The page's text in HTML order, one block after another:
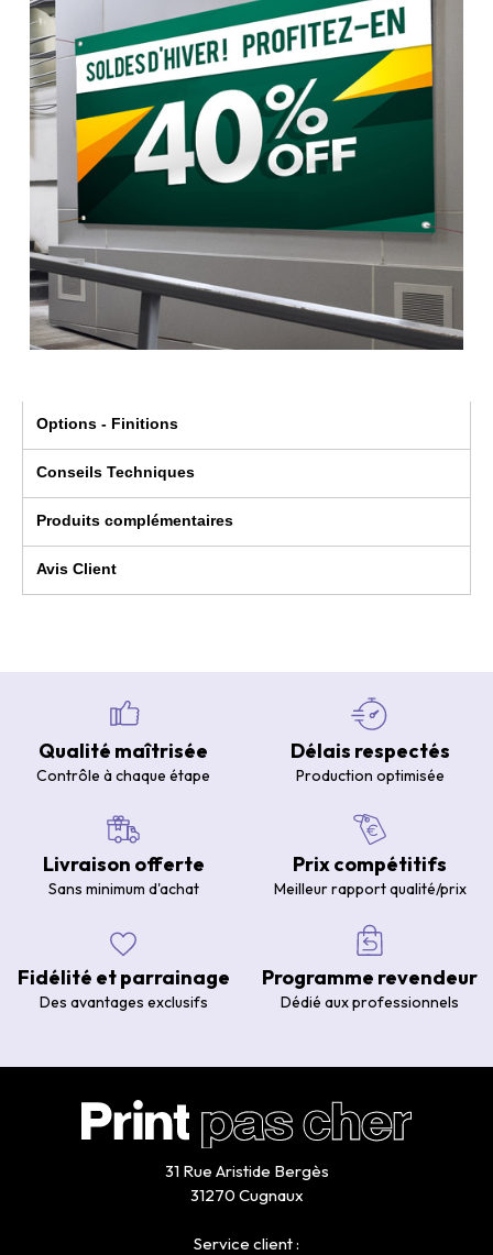
Options - Finitions
Conseils Techniques
Produits complémentaires
Avis Client
Qualité maîtrisée
Contrôle à chaque étape
Délais respectés
Production optimisée
Livraison offerte
Sans minimum d'achat
Prix compétitifs
Meilleur rapport qualité/prix
Fidélité et parrainage
Des avantages exclusifs
Programme revendeur
Dédié aux professionnels
31 Rue Aristide Bergès
31270 Cugnaux
Service client :